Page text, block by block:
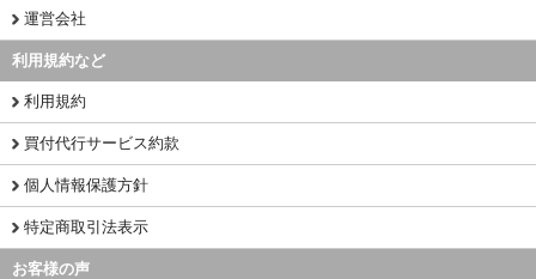
運営会社
利用規約など
利用規約
買付代行サービス約款
個人情報保護方針
特定商取引法表示
お客様の声